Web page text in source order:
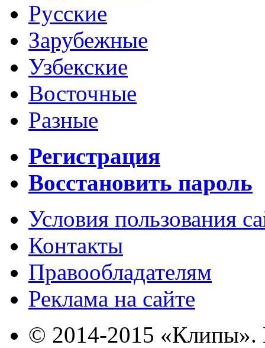
Русские
Зарубежные
Узбекские
Восточные
Разные
Регистрация
Восстановить пароль
Условия пользования
Контакты
Правообладателям
Реклама на сайте
© 2014-2015 «Клипы».